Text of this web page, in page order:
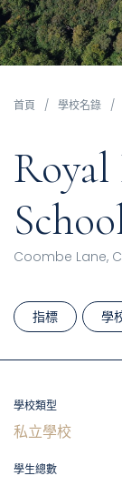
首頁 / 學校名錄 /
Royal
Coombe Lane,
指標 學
學校類型
私立學校
學生總數